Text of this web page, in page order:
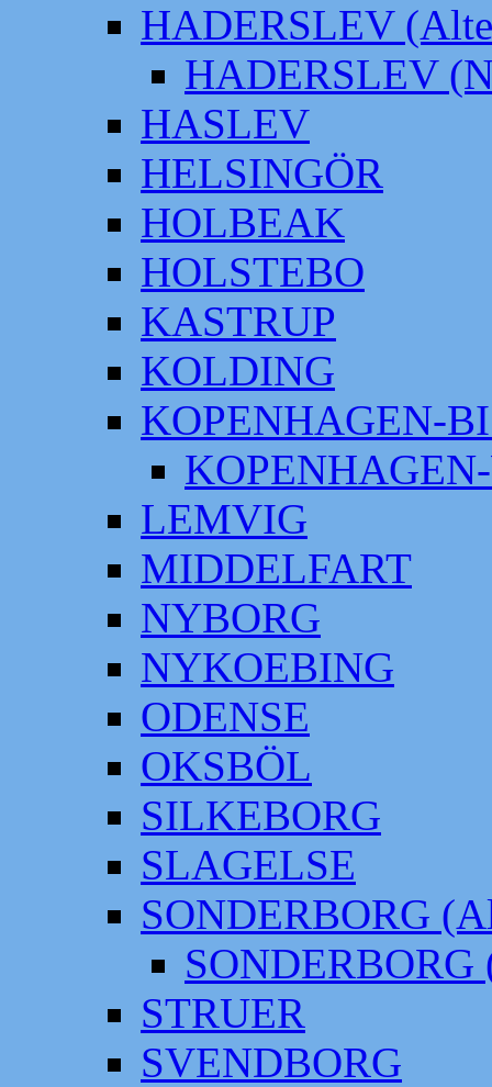
HADERSLEV
HADERSLEV
HASLEV
HELSINGÖR
HOLBEAK
HOLSTEBO
KASTRUP
KOLDING
KOPENHAGEN-
LEMVIG
MIDDELFART
NYBORG
NYKOEBING
ODENSE
OKSBÖL
SILKEBORG
SLAGELSE
SONDERBORG
SONDERBORG
STRUER
SVENDBORG